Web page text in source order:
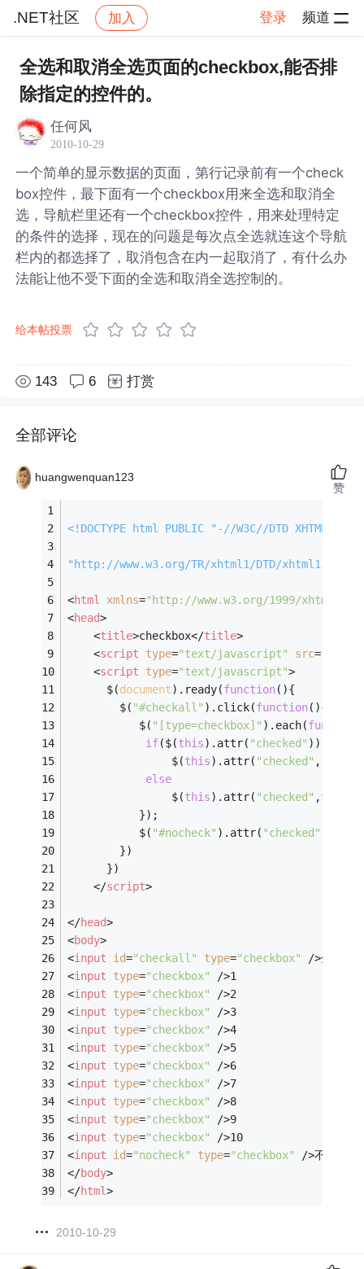
.NET社区 加入 登录 频道
社区 .NET社区 帖子详情
全选和取消全选页面的checkbox,能否排
除指定的控件的。
任何风
2010-10-29
一个简单的显示数据的页面，第行记录前有一个check
box控件，最下面有一个checkbox用来全选和取消全
选，导航栏里还有一个checkbox控件，用来处理特定
的条件的选择，现在的问题是每次点全选就连这个导航
栏内的都选择了，取消包含在内一起取消了，有什么办
法能让他不受下面的全选和取消全选控制的。
给本帖投票
143 6 打赏
全部评论
huangwenquan123
<!DOCTYPE html PUBLIC "-//W3C//DTD XHTML
"http://www.w3.org/TR/xhtml1/DTD/xhtml1-
<html xmlns="http://www.w3.org/1999/xhtml"
<head>
<title>checkbox</title>
<script type="text/javascript" src=
<script type="text/javascript">
	  $(
document).ready(function( ){
		$(
"#checkall" ).click(function( ){
		   $(
"[type=checkbox]" ).each(function
if($(this).attr( "checked" ))
				$(
this).attr( "checked" ,
else
				$(
this).attr( "checked" ,true
		   });
		   $(
"#nocheck" ).attr( "checked"
		})
})
</script>
</head>
<body>
<input id="checkall" type="checkbox" />全选
<input type="checkbox" />1
<input type="checkbox" />2
<input type="checkbox" />3
<input type="checkbox" />4
<input type="checkbox" />5
<input type="checkbox" />6
<input type="checkbox" />7
<input type="checkbox" />8
<input type="checkbox" />9
<input type="checkbox" />10
<input id="nocheck" type="checkbox" />不让我选
</body>
</html>
2010-10-29
赞